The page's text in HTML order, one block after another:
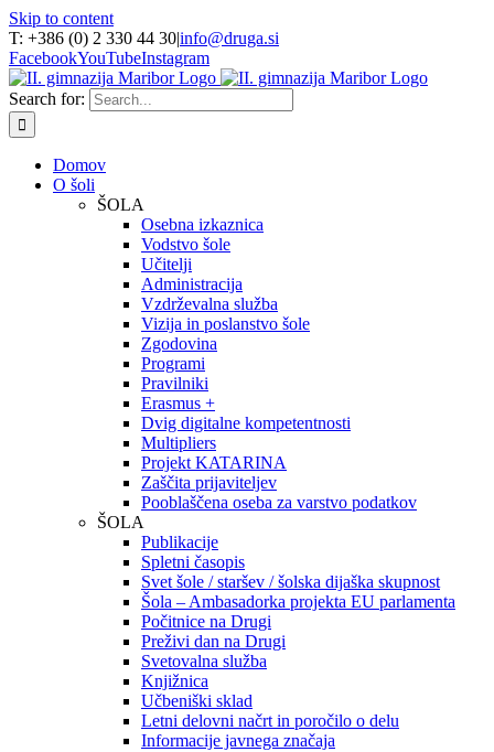
Skip to content
T: +386 (0) 2 330 44 30|info@druga.si
FacebookYouTubeInstagram
Search for:
Domov
O šoli
ŠOLA
Osebna izkaznica
Vodstvo šole
Učitelji
Administracija
Vzdrževalna služba
Vizija in poslanstvo šole
Zgodovina
Programi
Pravilniki
Erasmus +
Dvig digitalne kompetentnosti
Multipliers
Projekt KATARINA
Zaščita prijaviteljev
Pooblaščena oseba za varstvo podatkov
ŠOLA
Publikacije
Spletni časopis
Svet šole / staršev / šolska dijaška skupnost
Šola – Ambasadorka projekta EU parlamenta
Počitnice na Drugi
Preživi dan na Drugi
Svetovalna služba
Knjižnica
Učbeniški sklad
Letni delovni načrt in poročilo o delu
Informacije javnega značaja